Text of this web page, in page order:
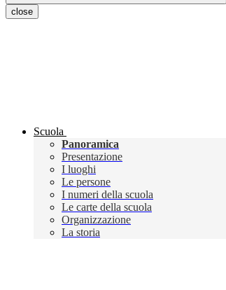
close
Scuola
Panoramica
Presentazione
I luoghi
Le persone
I numeri della scuola
Le carte della scuola
Organizzazione
La storia